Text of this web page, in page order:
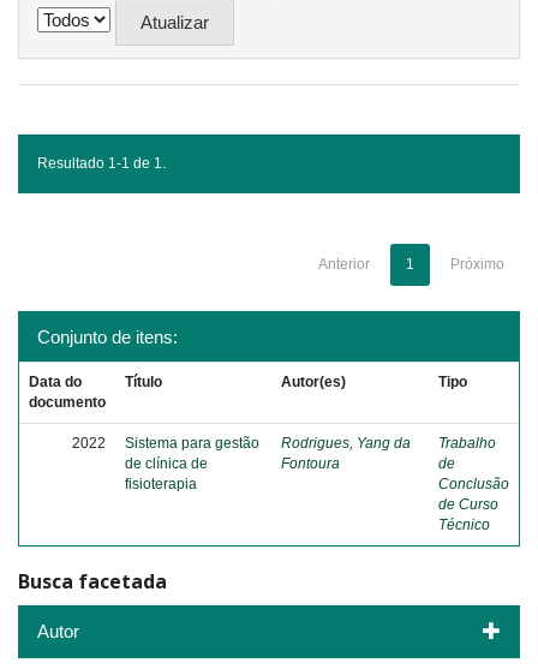
Resultado 1-1 de 1.
Anterior 1 Próximo
Conjunto de itens:
Data do
documento
Título Autor(es) Tipo
2022
Sistema para gestão
de clínica de
fisioterapia
Rodrigues, Yang da
Fontoura
Trabalho
de
Conclusão
de Curso
Técnico
Busca facetada
Autor